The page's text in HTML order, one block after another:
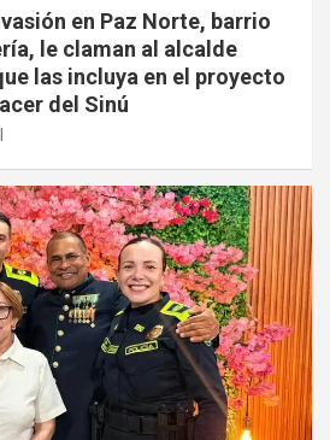
en Paz Norte, barrio
le claman al alcalde
las incluya en el proyecto
del Sinú